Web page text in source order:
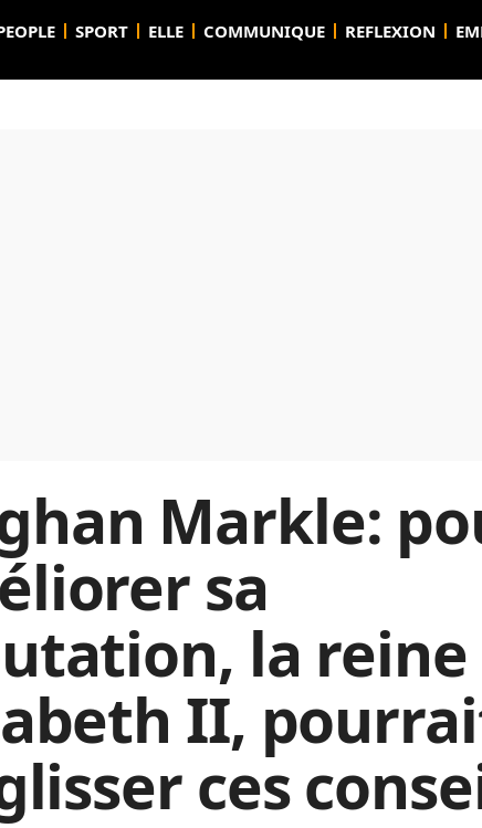
SPORT ELLE COMMUNIQUE REFLEXION
Markle:
sa
la reine
II,
ces